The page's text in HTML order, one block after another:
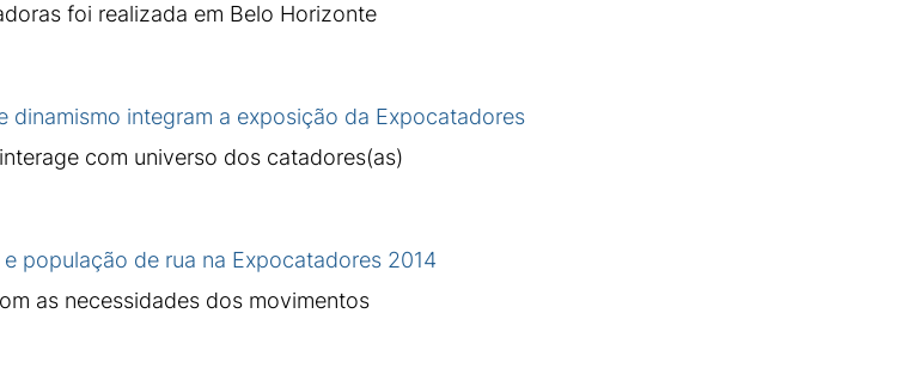
foi realizada em Belo Horizonte
dinamismo integram a exposição da Expocatadores
com universo dos catadores(as)
população de rua na Expocatadores 2014
as necessidades dos movimentos